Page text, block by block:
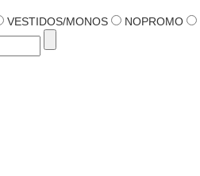
VESTIDOS/MONOS NOPROMO